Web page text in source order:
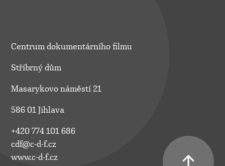
Centrum dokumentárního filmu
Stříbrný dům
Masarykovo náměstí 21
586 01 Jihlava
+420 774 101 686
cdf@c-d-f.cz
www.c-d-f.cz